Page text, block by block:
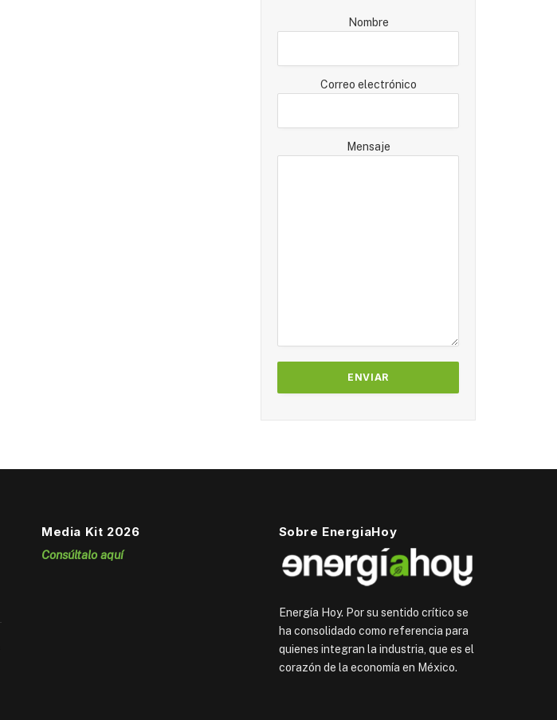
Nombre
Correo electrónico
Mensaje
Media Kit 2026
Consúltalo aquí
Sobre EnergiaHoy
Energía Hoy. Por su sentido crítico se
ha consolidado como referencia para
quienes integran la industria, que es el
corazón de la economía en México.